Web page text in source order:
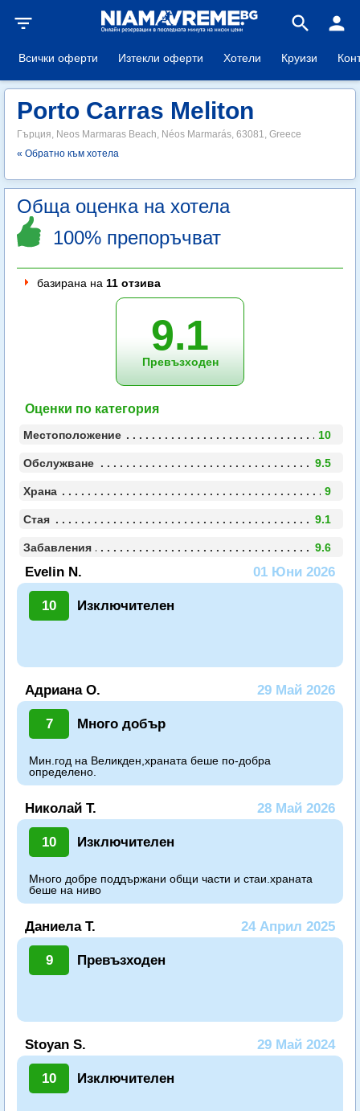
filter_list search person
Всички оферти Изтекли оферти Хотели Круизи
Porto Carras Meliton
Гърция, Neos Marmaras Beach, Néos Marmarás, 63081, Greece
« Обратно към хотела
Обща оценка на хотела
100% препоръчват
базирана на 11 отзива
9.1
Превъзходен
Оценки по категория
Местоположение 10
Обслужване 9.5
Храна 9
Стая 9.1
Забавления 9.6
Evelin N. 01 Юни 2026
10 Изключителен
Адриана О. 29 Май 2026
7 Много добър
Мин.год на Великден,храната беше по-добра
определено.
Николай Т. 28 Май 2026
10 Изключителен
Много добре поддържани общи части и стаи.храната
беше на ниво
Даниела Т. 24 Април 2025
9 Превъзходен
Stoyan S. 29 Май 2024
10 Изключителен